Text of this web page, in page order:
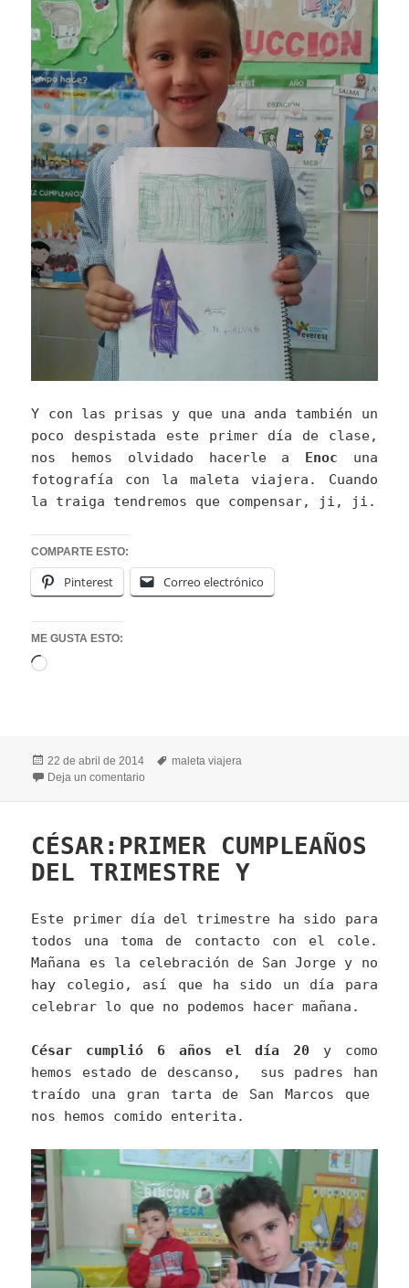
Y con las prisas y que una anda también un
poco despistada este primer día de clase,
nos hemos olvidado hacerle a Enoc una
fotografía con la maleta viajera. Cuando
la traiga tendremos que compensar, ji, ji.
COMPARTE ESTO:
Pinterest Correo electrónico
ME GUSTA ESTO:
Cargando...
Publicado
el
22 de abril de 2014 Etiquetas
maleta viajera
Deja un comentario
CÉSAR:PRIMER CUMPLEAÑOS
DEL TRIMESTRE Y
Este primer día del trimestre ha sido para
todos una toma de contacto con el cole.
Mañana es la celebración de San Jorge y no
hay colegio, así que ha sido un día para
celebrar lo que no podemos hacer mañana.
César cumplió 6 años el día 20 y como
hemos estado de descanso, sus padres han
traído una gran tarta de San Marcos que
nos hemos comido enterita.